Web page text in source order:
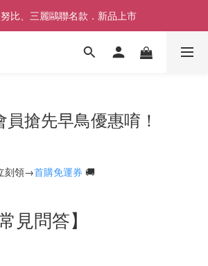
加入好友領取專屬$50優惠券✨
比、三麗鷗聯名款．新品上市
搶先早鳥優惠唷！
刻領→首購免運券 🚚
見問答】